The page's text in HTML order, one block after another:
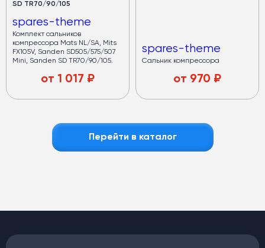
SD TR70/90/105
spares-theme
Комплект сальников
компрессора Mats NL/SA, Mits
FX105V, Sanden SD505/575/507
Mini, Sanden SD TR70/90/105.
от 1 017 ₽
spares-theme
Сальник компрессора
от 970 ₽
Перейти в каталог